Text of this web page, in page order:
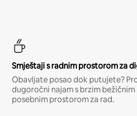
Smještaji s radnim prostorom za
Obavljate posao dok putujete?
dugoročni najam s brzim
posebnim prostorom za rad.